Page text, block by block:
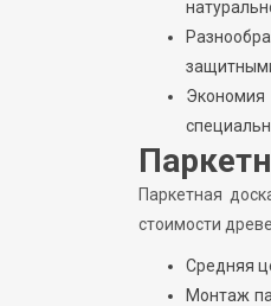
Экономия
Паркетная
стоимости
Средняя
Монтаж